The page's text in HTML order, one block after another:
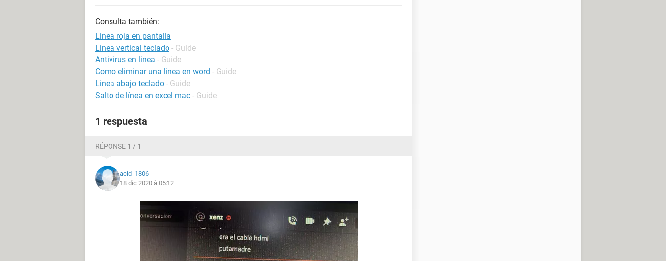
Consulta también:
Linea roja en pantalla
Linea vertical teclado - Guide
Antivirus en linea - Guide
Como eliminar una linea en word - Guide
Linea abajo teclado - Guide
Salto de línea en excel mac - Guide
1 respuesta
RÉPONSE 1 / 1
acid_1806
18 dic 2020 à 05:12